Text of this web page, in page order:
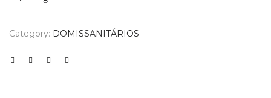
Category: DOMISSANITÁRIOS